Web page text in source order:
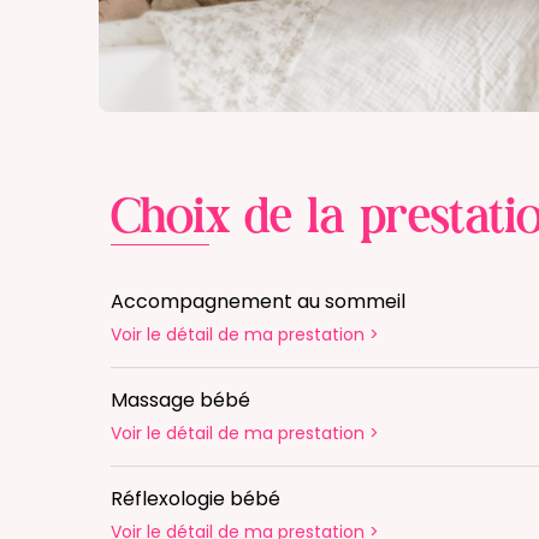
Choix de la
Accompagnement au sommeil
Voir le détail de ma prestation >
Massage bébé
Voir le détail de ma prestation >
Réflexologie bébé
Voir le détail de ma prestation >